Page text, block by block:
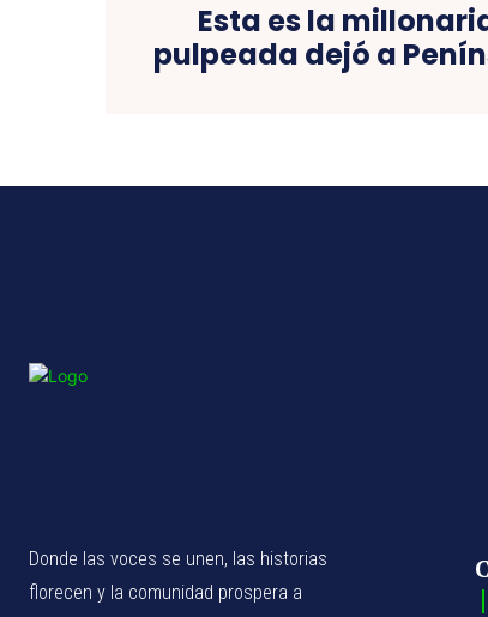
Esta es la
pulpeada dejó a
Donde las voces se unen, las historias
florecen y la comunidad prospera a